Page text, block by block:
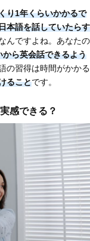
り1年くらいかかるで
本語を話していたらす
んですよね。あなたの
から英会話できるよう
の習得は時間がかかる
ることです。
感できる？